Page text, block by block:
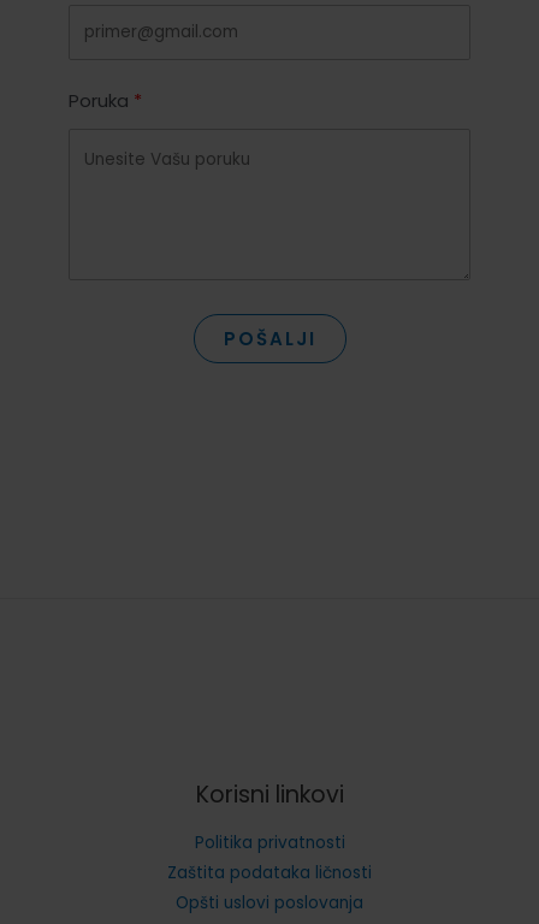
Poruka
POŠALJI
Korisni linkovi
Politika privatnosti
Zaštita podataka ličnosti
Opšti uslovi poslovanja